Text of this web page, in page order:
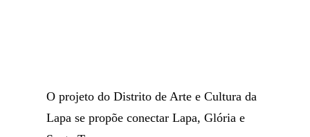
O projeto do Distrito de Arte e Cultura da
Lapa se propõe conectar Lapa, Glória e